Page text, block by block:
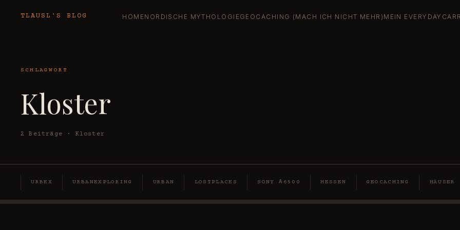
TLAUSL'S BLOG HOMENORDISCHE MYTHOLOGIEGEOCACHING (MACH ICH NICHT MEHR) MEIN
SCHLAGWORT
Kloster
2 Beiträge · Kloster
URBEX URBANEXPLORING URBAN LOSTPLACES SONY Α6500 HESSEN GEOCACHING HÄUSER